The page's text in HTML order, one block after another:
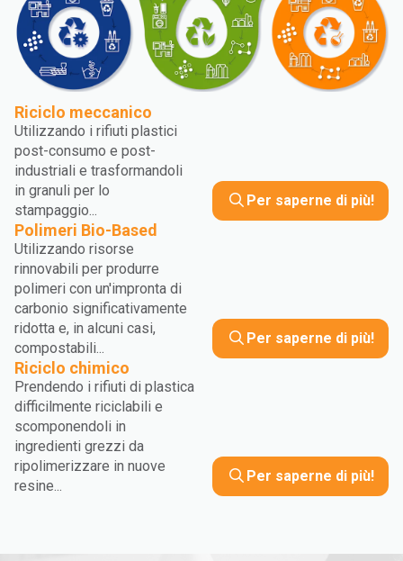
Riciclo meccanico
Utilizzando i rifiuti plastici
post-consumo e post-
industriali e trasformandoli
in granuli per lo
stampaggio...
Per saperne di più!
Polimeri Bio-Based
Utilizzando risorse
rinnovabili per produrre
polimeri con un'impronta di
carbonio significativamente
ridotta e, in alcuni casi,
compostabili...
Per saperne di più!
Riciclo chimico
Prendendo i rifiuti di plastica
difficilmente riciclabili e
scomponendoli in
ingredienti grezzi da
ripolimerizzare in nuove
resine...
Per saperne di più!